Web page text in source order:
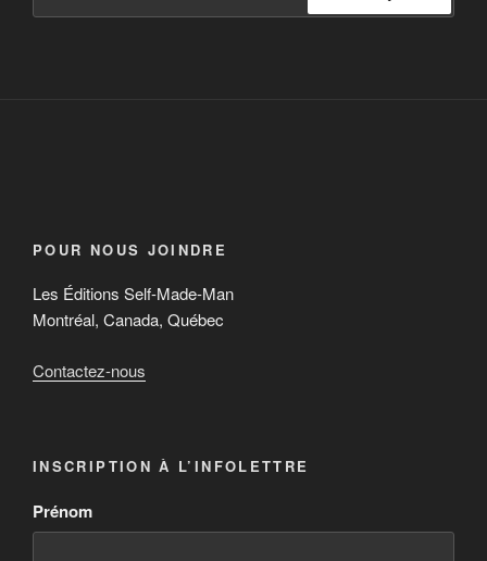
POUR NOUS JOINDRE
Les Éditions Self-Made-Man
Montréal, Canada, Québec
Contactez-nous
INSCRIPTION À L’INFOLETTRE
Prénom